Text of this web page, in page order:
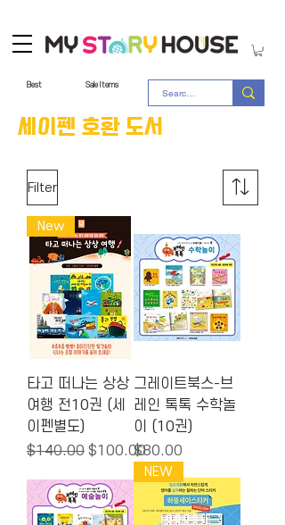
Best Sale Items
​세이펜 호환 도서
Filter
New
타고 떠나는 상상
여행 전10권 (세
이펜별도)
Regular Price
$140.00 Sale Price
$100.00
그레이트북스-브
레인 톡톡 수학놀
이 (10권)
Price
$80.00
NEW